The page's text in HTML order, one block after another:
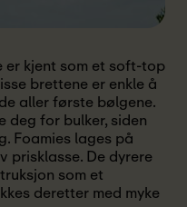
kjent som et soft-top
brettene er enkle å
aller første bølgene.
deg for bulker, siden
Foamies lages på
prisklasse. De dyrere
som et
deretter med myke